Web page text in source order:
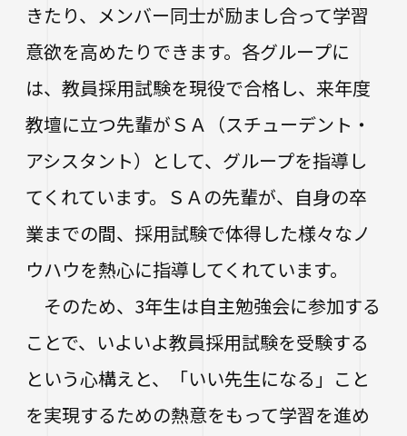
大学広報
報道関係／取材等のお問い合わせ
スクールバス
駐車場利用
学生寮
アルバイト紹介
落とし物・忘れ物
学内で地震が発生したら
人事採用ご担当の方へ
地域連携・研究推進センター
自治体・企業・団体との連携協定一覧
高大連携プログラム
みらい科学教育推進室
看護実践開発研究センター ～実施プログラム
知的・人的資源の公開（講師派遣）
生涯学習・公開講座
きたり、メンバー同士が励まし合って学習
意欲を高めたりできます。各グループに
は、教員採用試験を現役で合格し、来年度
教壇に立つ先輩がＳＡ（スチューデント・
アシスタント）として、グループを指導し
てくれています。ＳＡの先輩が、自身の卒
業までの間、採用試験で体得した様々なノ
ウハウを熱心に指導してくれています。
そのため、3年生は自主勉強会に参加する
ことで、いよいよ教員採用試験を受験する
という心構えと、「いい先生になる」こと
を実現するための熱意をもって学習を進め